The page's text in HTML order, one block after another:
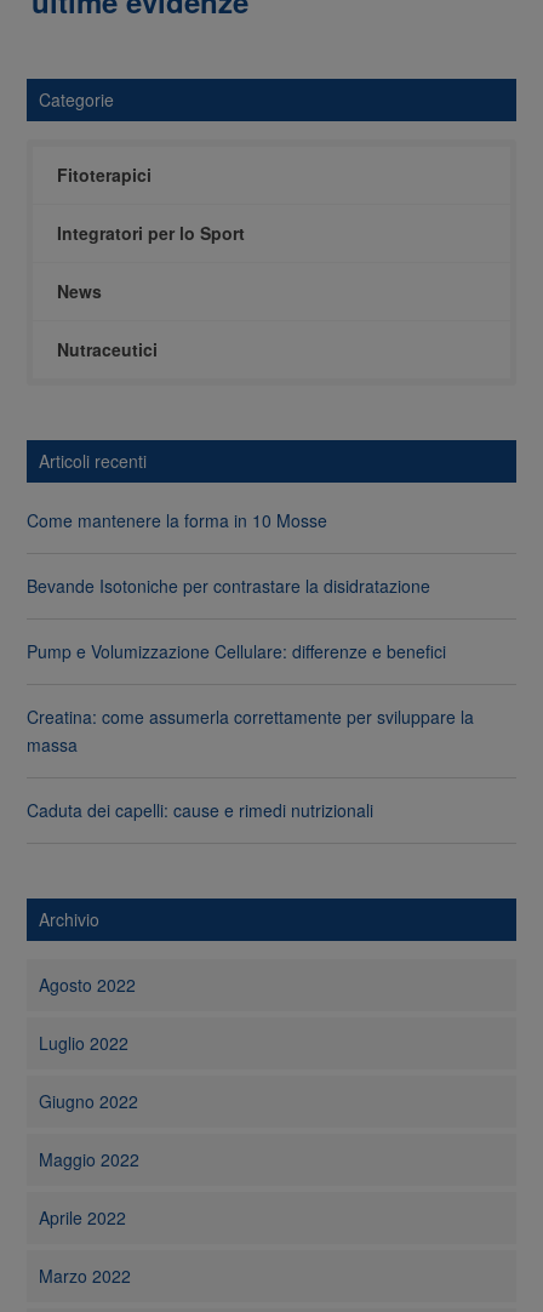
Categorie
Fitoterapici
Integratori per lo Sport
News
Nutraceutici
Articoli recenti
Come mantenere la forma in 10 Mosse
Bevande Isotoniche per contrastare la disidratazione
Pump e Volumizzazione Cellulare: differenze e benefici
Creatina: come assumerla correttamente per sviluppare la
massa
Caduta dei capelli: cause e rimedi nutrizionali
Archivio
Agosto 2022
Luglio 2022
Giugno 2022
Maggio 2022
Aprile 2022
Marzo 2022